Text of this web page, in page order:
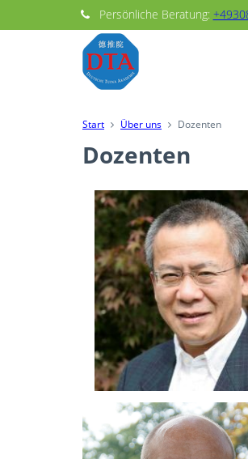
Persönliche Beratung:
Start Über uns Dozenten
Dozenten